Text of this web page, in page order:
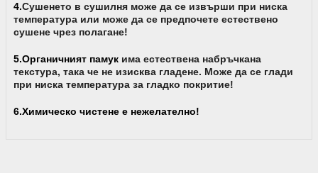
4.Сушенето в сушилня може да се извърши при ниска
температура или може да се предпочете естествено
сушене чрез полагане!
5.Органичният памук има естествена набръчкана
текстура, така че не изисква гладене. Може да се глади
при ниска температура за гладко покритие!
6.Химическо чистене е нежелателно!